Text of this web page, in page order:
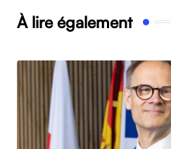
À lire également